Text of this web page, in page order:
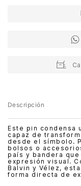
Descripción
Este pin condensa
capaz de
desde el símbolo.
bolsos o
país y bandera
expresión visual.
Balvin y Vélez,
forma directa de